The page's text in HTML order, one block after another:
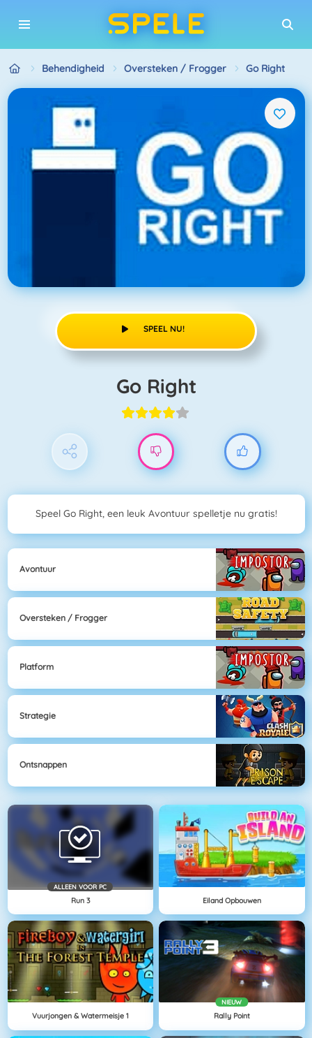
Behendigheid Oversteken / Frogger Go Right
SPEEL NU!
Go Right
Speel Go Right, een leuk Avontuur spelletje nu gratis!
Avontuur
Oversteken / Frogger
Platform
Strategie
Ontsnappen
ALLEEN VOOR PC
Run 3 Eiland Opbouwen
Vuurjongen & Watermeisje 1
NIEUW
Rally Point